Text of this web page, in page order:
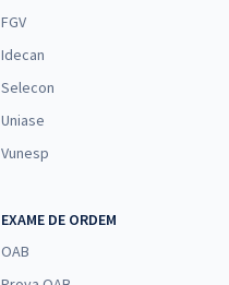
FGV
Idecan
Selecon
Uniase
Vunesp
EXAME DE ORDEM
OAB